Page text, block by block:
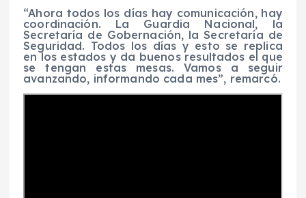
“Ahora todos los días hay comunicación, hay
coordinación. La Guardia Nacional, la
Secretaría de Gobernación, la Secretaría de
Seguridad. Todos los días y esto se replica
en los estados y da buenos resultados el que
se tengan estas mesas. Vamos a seguir
avanzando, informando cada mes”, remarcó.